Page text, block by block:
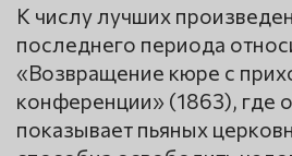
К числу лучших
последнего периода
«Возвращение кюре с
конференции» (1863), где
показывает пьяных